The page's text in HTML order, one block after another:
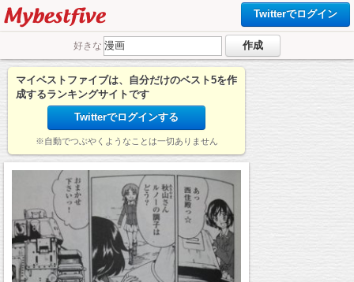
Twitterでログイン
好きな
マイベストファイブは、自分だけのベスト5を作
成するランキングサイトです
Twitterでログインする
※自動でつぶやくようなことは一切ありません